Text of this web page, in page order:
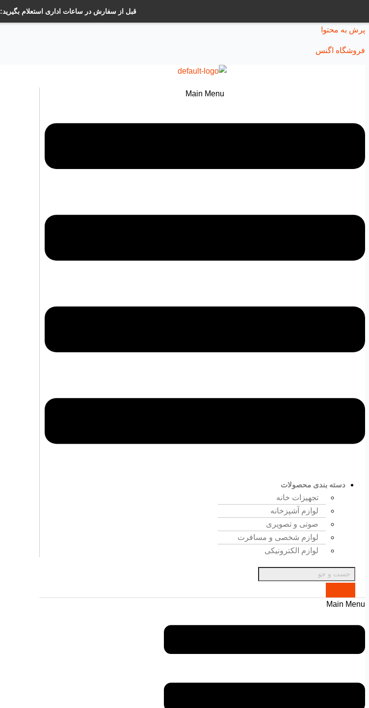
قبل از سفارش در ساعات اداری استعلام بگیرید:
پرش به محتوا
فروشگاه اگنس
Main Menu
دسته بندی محصولات
تجهیزات خانه
لوازم آشپزخانه
صوتی و تصویری
لوازم شخصی و مسافرت
لوازم الکترونیکی
Main Menu